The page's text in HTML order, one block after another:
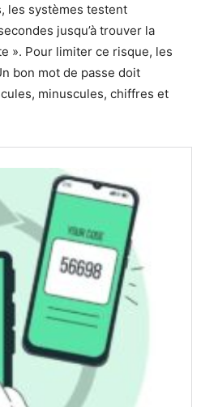
les systèmes testent
jusqu’à trouver la
». Pour limiter ce risque, les
bon mot de passe doit
minuscules, chiffres et